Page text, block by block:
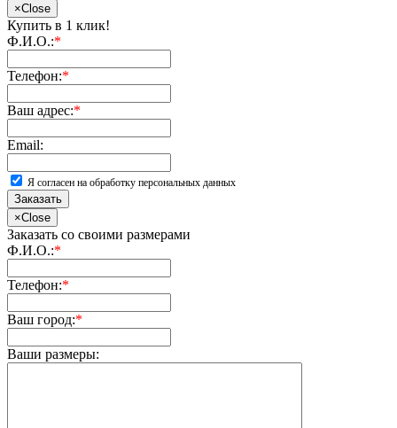
×Close
Купить в 1 клик!
Ф.И.О.:*
Телефон:*
Ваш адрес:*
Email:
Я согласен на обработку персональных данных
Заказать
×Close
Заказать со своими размерами
Ф.И.О.:*
Телефон:*
Ваш город:*
Ваши размеры: